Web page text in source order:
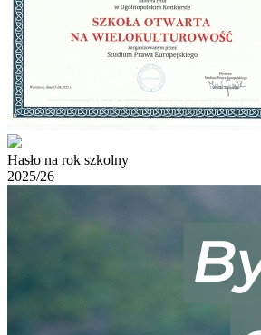
Hasło na rok szkolny
2025/26